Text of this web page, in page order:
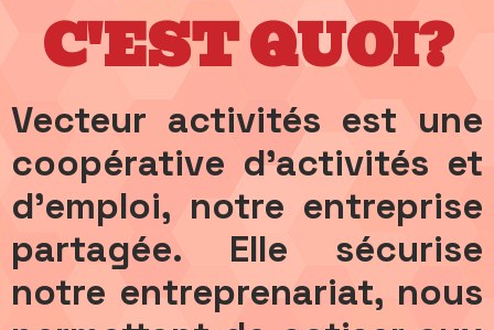
C'EST QUOI?
Vecteur activités est une
coopérative d'activités et
d'emploi, notre entreprise
partagée. Elle sécurise
notre entreprenariat, nous